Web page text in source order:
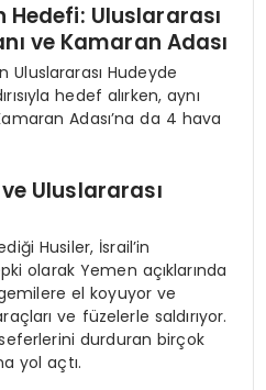
Hedefi: Uluslararası
ve Kamaran Adası
Uluslararası Hudeyde
hedef alırken, aynı
Adası’na da 4 hava
Uluslararası
Husiler, İsrail’in
olarak Yemen açıklarında
el koyuyor ve
ve füzelerle saldırıyor.
seferlerini durduran birçok
yol açtı.